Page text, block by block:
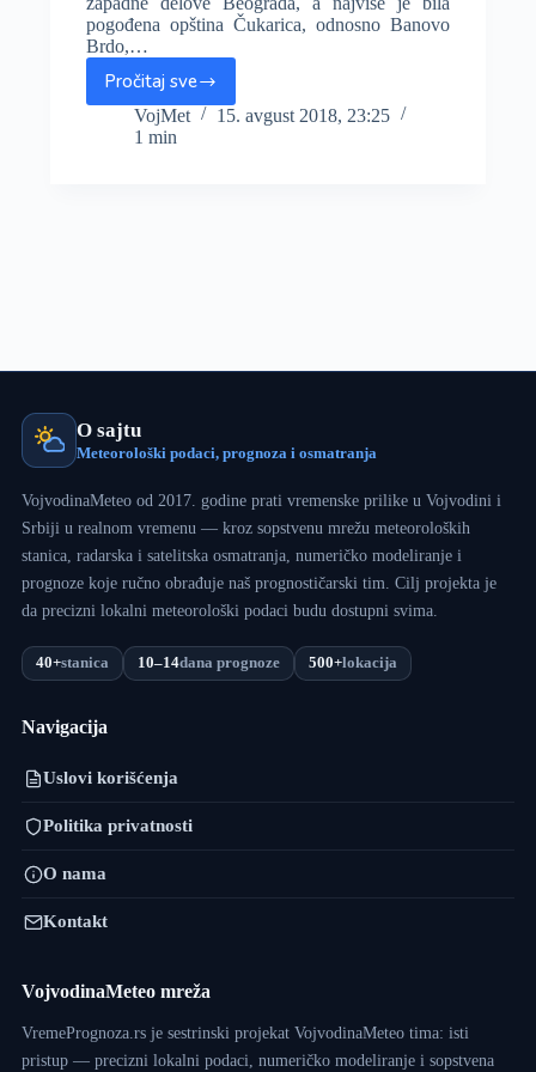
pogođena opština Čukarica, odnosno Banovo
Brdo,…
Pročitaj sve
POTOP:
Reke
na
VojMet
15. avgust 2018, 23:25
1 min
O sajtu
Meteorološki podaci, prognoza i osmatranja
VojvodinaMeteo od 2017. godine prati vremenske prilike u Vojvodini i
Srbiji u realnom vremenu — kroz sopstvenu mrežu meteoroloških
stanica, radarska i satelitska osmatranja, numeričko modeliranje i
prognoze koje ručno obrađuje naš prognostičarski tim. Cilj projekta je
da precizni lokalni meteorološki podaci budu dostupni svima.
40+stanica 10–14dana prognoze 500+lokacija
Navigacija
Uslovi korišćenja
Politika privatnosti
O nama
Kontakt
VojvodinaMeteo mreža
VremePrognoza.rs je sestrinski projekat VojvodinaMeteo tima: isti
pristup — precizni lokalni podaci, numeričko modeliranje i sopstvena